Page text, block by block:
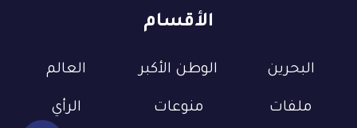
الأقسام
البحرين الوطن الأكبر العالم
ملفات منوعات الرأي